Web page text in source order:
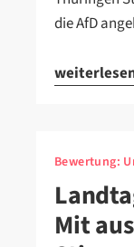
die AfD
Bewertung:
Mit